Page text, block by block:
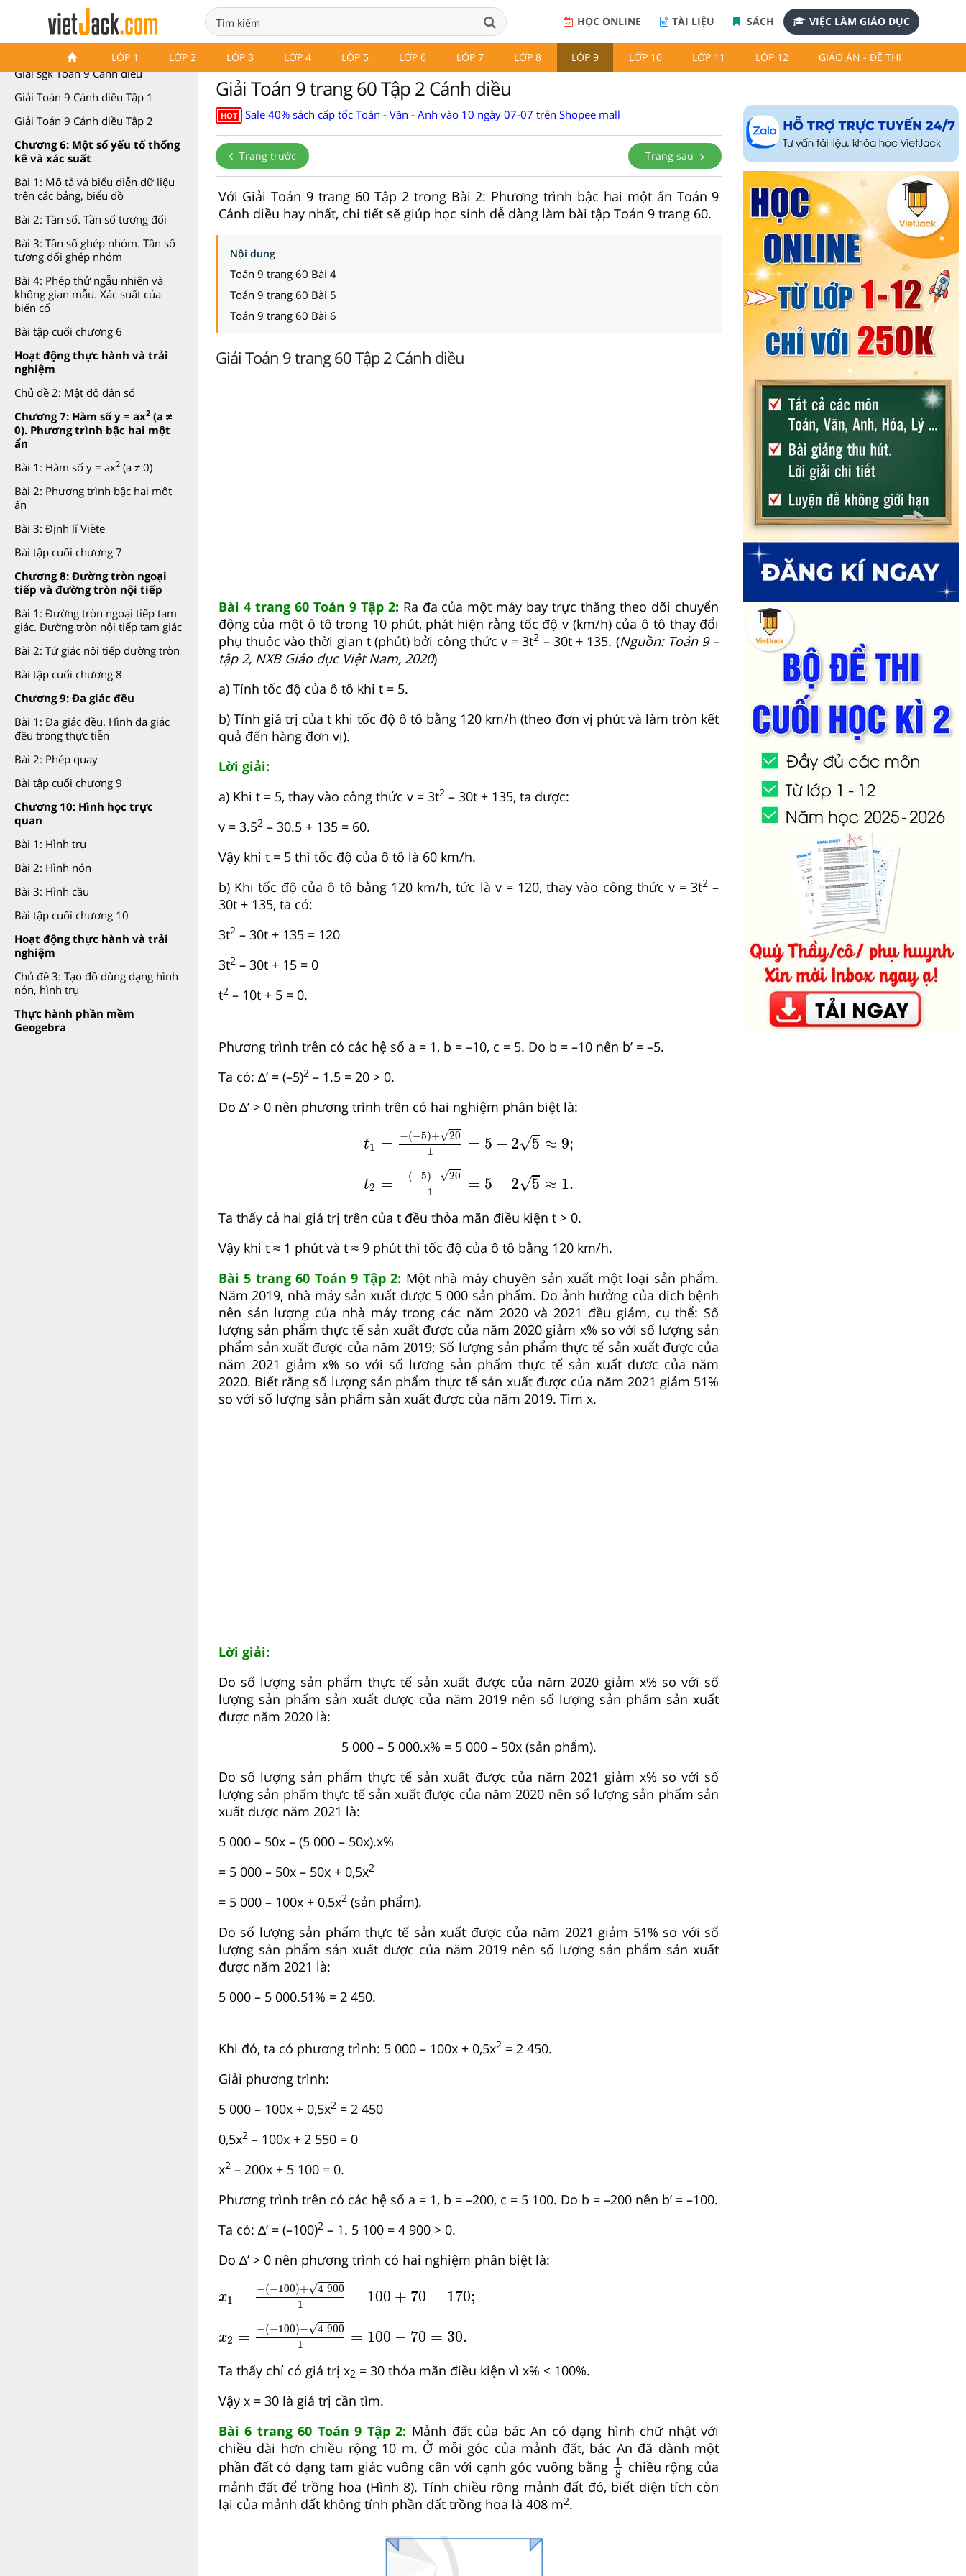
HỌC ONLINE TÀI LIỆU SÁCH VIỆC LÀM GIÁO DỤC
LỚP 1 LỚP 2 LỚP 3 LỚP 4 LỚP 5 LỚP 6 LỚP 7 LỚP 8 LỚP 9 LỚP 10 LỚP 11 LỚP 12 GIÁO ÁN - ĐỀ THI
Toán 9 Cánh diều
Giải sgk Toán 9 Cánh diều
Giải Toán 9 Cánh diều Tập 1
Giải Toán 9 Cánh diều Tập 2
Chương 6: Một số yếu tố thống
kê và xác suất
Bài 1: Mô tả và biểu diễn dữ liệu
trên các bảng, biểu đồ
Bài 2: Tần số. Tần số tương đối
Bài 3: Tần số ghép nhóm. Tần số
tương đối ghép nhóm
Bài 4: Phép thử ngẫu nhiên và
không gian mẫu. Xác suất của
biến cố
Bài tập cuối chương 6
Hoạt động thực hành và trải
nghiệm
Chủ đề 2: Mật độ dân số
Chương 7: Hàm số y = ax2 (a ≠
0). Phương trình bậc hai một
ẩn
Bài 1: Hàm số y = ax2 (a ≠ 0)
Bài 2: Phương trình bậc hai một
ẩn
Bài 3: Định lí Viète
Bài tập cuối chương 7
Chương 8: Đường tròn ngoại
tiếp và đường tròn nội tiếp
Bài 1: Đường tròn ngoại tiếp tam
giác. Đường tròn nội tiếp tam giác
Bài 2: Tứ giác nội tiếp đường tròn
Bài tập cuối chương 8
Chương 9: Đa giác đều
Bài 1: Đa giác đều. Hình đa giác
đều trong thực tiễn
Bài 2: Phép quay
Bài tập cuối chương 9
Chương 10: Hình học trực
quan
Bài 1: Hình trụ
Bài 2: Hình nón
Bài 3: Hình cầu
Bài tập cuối chương 10
Hoạt động thực hành và trải
nghiệm
Chủ đề 3: Tạo đồ dùng dạng hình
nón, hình trụ
Thực hành phần mềm
Geogebra
Giải Toán 9 trang 60 Tập 2 Cánh diều
HOT Sale 40% sách cấp tốc Toán - Văn - Anh vào 10 ngày 07-07 trên Shopee mall
Trang trước Trang sau
Với Giải Toán 9 trang 60 Tập 2 trong Bài 2: Phương trình bậc hai một ẩn Toán 9
Cánh diều hay nhất, chi tiết sẽ giúp học sinh dễ dàng làm bài tập Toán 9 trang 60.
Nội dung
Toán 9 trang 60 Bài 4
Toán 9 trang 60 Bài 5
Toán 9 trang 60 Bài 6
Giải Toán 9 trang 60 Tập 2 Cánh diều
Bài 4 trang 60 Toán 9 Tập 2: Ra đa của một máy bay trực thăng theo dõi chuyển
động của một ô tô trong 10 phút, phát hiện rằng tốc độ v (km/h) của ô tô thay đổi
phụ thuộc vào thời gian t (phút) bởi công thức v = 3t2 – 30t + 135. (Nguồn: Toán 9 –
tập 2, NXB Giáo dục Việt Nam, 2020)
a) Tính tốc độ của ô tô khi t = 5.
b) Tính giá trị của t khi tốc độ ô tô bằng 120 km/h (theo đơn vị phút và làm tròn kết
quả đến hàng đơn vị).
Lời giải:
a) Khi t = 5, thay vào công thức v = 3t2– 30t + 135, ta được:
v = 3.52– 30.5 + 135 = 60.
Vậy khi t = 5 thì tốc độ của ô tô là 60 km/h.
b) Khi tốc độ của ô tô bằng 120 km/h, tức là v = 120, thay vào công thức v = 3t2 –
30t + 135, ta có:
3t2– 30t + 135 = 120
3t2– 30t + 15 = 0
t2– 10t + 5 = 0.
Phương trình trên có các hệ số a = 1, b = –10, c = 5. Do b = –10 nên b’ = –5.
Ta có: ∆’ = (–5)2– 1.5 = 20 > 0.
Do ∆’ > 0 nên phương trình trên có hai nghiệm phân biệt là:
t1 = −(−5)+√20
1
= 5 + 2√5 ≈ 9;
5 +20 1=
t2 = −(−5)−√20
1
= 5 − 2√5 ≈ 1.
5 −20 1=
Ta thấy cả hai giá trị trên của t đều thỏa mãn điều kiện t > 0.
Vậy khi t ≈ 1 phút và t ≈ 9 phút thì tốc độ của ô tô bằng 120 km/h.
Bài 5 trang 60 Toán 9 Tập 2: Một nhà máy chuyên sản xuất một loại sản phẩm.
Năm 2019, nhà máy sản xuất được 5 000 sản phẩm. Do ảnh hưởng của dịch bệnh
nên sản lượng của nhà máy trong các năm 2020 và 2021 đều giảm, cụ thể: Số
lượng sản phẩm thực tế sản xuất được của năm 2020 giảm x% so với số lượng sản
phẩm sản xuất được của năm 2019; Số lượng sản phẩm thực tế sản xuất được của
năm 2021 giảm x% so với số lượng sản phẩm thực tế sản xuất được của năm
2020. Biết rằng số lượng sản phẩm thực tế sản xuất được của năm 2021 giảm 51%
so với số lượng sản phẩm sản xuất được của năm 2019. Tìm x.
Lời giải:
Do số lượng sản phẩm thực tế sản xuất được của năm 2020 giảm x% so với số
lượng sản phẩm sản xuất được của năm 2019 nên số lượng sản phẩm sản xuất
được năm 2020 là:
5 000 – 5 000.x% = 5 000 – 50x (sản phẩm).
Do số lượng sản phẩm thực tế sản xuất được của năm 2021 giảm x% so với số
lượng sản phẩm thực tế sản xuất được của năm 2020 nên số lượng sản phẩm sản
xuất được năm 2021 là:
5 000 – 50x – (5 000 – 50x).x%
= 5 000 – 50x – 50x + 0,5x2
= 5 000 – 100x + 0,5x2(sản phẩm).
Do số lượng sản phẩm thực tế sản xuất được của năm 2021 giảm 51% so với số
lượng sản phẩm sản xuất được của năm 2019 nên số lượng sản phẩm sản xuất
được năm 2021 là:
5 000 – 5 000.51% = 2 450.
Khi đó, ta có phương trình: 5 000 – 100x + 0,5x2= 2 450.
Giải phương trình:
5 000 – 100x + 0,5x2= 2 450
0,5x2– 100x + 2 550 = 0
x2– 200x + 5 100 = 0.
Phương trình trên có các hệ số a = 1, b = –200, c = 5 100. Do b = –200 nên b’ = –100.
Ta có: ∆’ = (–100)2– 1. 5 100 = 4 900 > 0.
Do ∆’ > 0 nên phương trình có hai nghiệm phân biệt là:
x1 = −(−100)+√4 900
1
= 100 + 70 = 170;
100+ 4 900
x2 = −(−100)−√4 900
1
= 100 − 70 = 30.
100− 900
Ta thấy chỉ có giá trị x2 = 30 thỏa mãn điều kiện vì x% < 100%.
Vậy x = 30 là giá trị cần tìm.
Bài 6 trang 60 Toán 9 Tập 2: Mảnh đất của bác An có dạng hình chữ nhật với
chiều dài hơn chiều rộng 10 m. Ở mỗi góc của mảnh đất, bác An đã dành một
phần đất có dạng tam giác vuông cân với cạnh góc vuông bằng
1
8
18chiều rộng của
mảnh đất để trồng hoa (Hình 8). Tính chiều rộng mảnh đất đó, biết diện tích còn
lại của mảnh đất không tính phần đất trồng hoa là 408 m2.